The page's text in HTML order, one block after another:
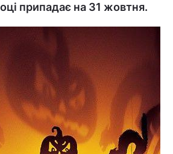
припадає на 31 жовтня.